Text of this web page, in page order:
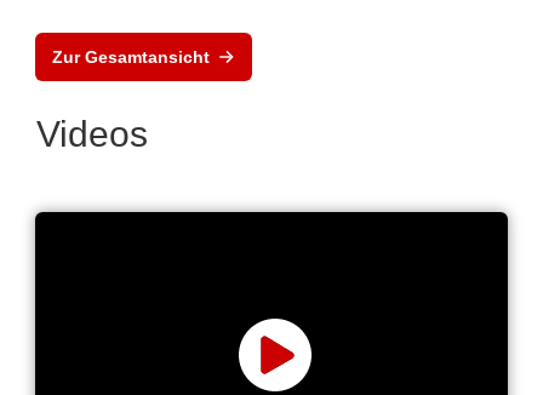
Zur Gesamtansicht
Videos